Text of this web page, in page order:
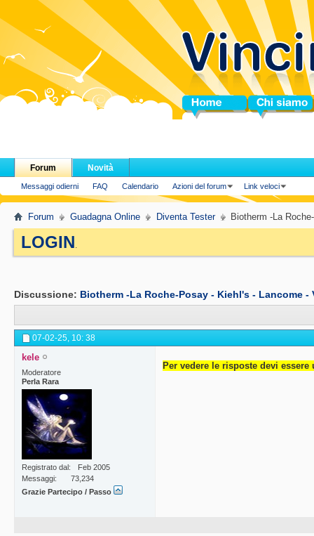
Home Chi siamo
Forum
Messaggi odierni FAQ Calendario Azioni del forum Link veloci
Novità
Forum Guadagna Online Diventa Tester Biotherm -La
LOGIN.
Discussione: Biotherm -La Roche-Posay - Kiehl's - Lancome
07-02-25, 10: 38
kele
Moderatore
Perla Rara
Registrato dal
Feb 2005
Messaggi
73,234
Grazie Partecipo / Passo
Per vedere le risposte devi